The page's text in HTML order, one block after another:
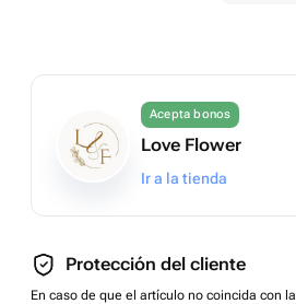
Acepta bonos
Love Flower
Ir a la tienda
Protección del cliente
En caso de que el artículo no coincida con la